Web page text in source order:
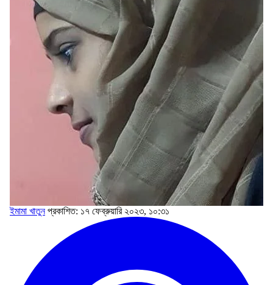
ইমামা খাতুন প্রকাশিত: ১৭ ফেব্রুয়ারি ২০২৩, ১০:৩১